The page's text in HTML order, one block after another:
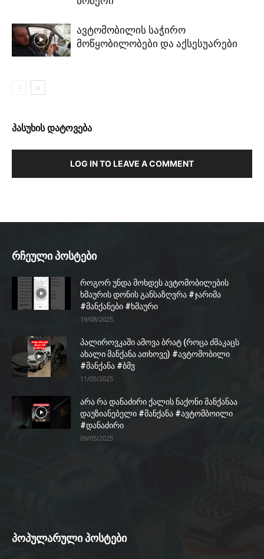
ავტომობილის საჭირო
მოწყობილობები და აქსესუარები
პასუხის დატოვება
LOG IN TO LEAVE A COMMENT
რჩეული პოსტები
როგორ უნდა მოხდეს ავტომობილების
ხმაურის დონის განსაზღვრა #ჯარიმა
#მანქანები #ხმაური
19/08/2025
პალიროვკაში ამოვა ბრატ (როცა ძმაკაცს
ახალი მანქანა ათხოვე) #ავტომობილი
#მანქანა #ბმვ
11/05/2025
არა რა დანაძირი ქალის ნაქონი მანქანაა
დაუზიანებელი #მანქანა #ავტომბოილი
#დანაძირი
09/05/2025
პოპულარული პოსტები